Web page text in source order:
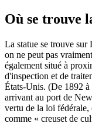
Où se trouve
La statue se trouve
on ne peut pas
également situé à
d'inspection et de
États-Unis. (De 1892 à
arrivant au port de
vertu de la loi
comme « creuset de